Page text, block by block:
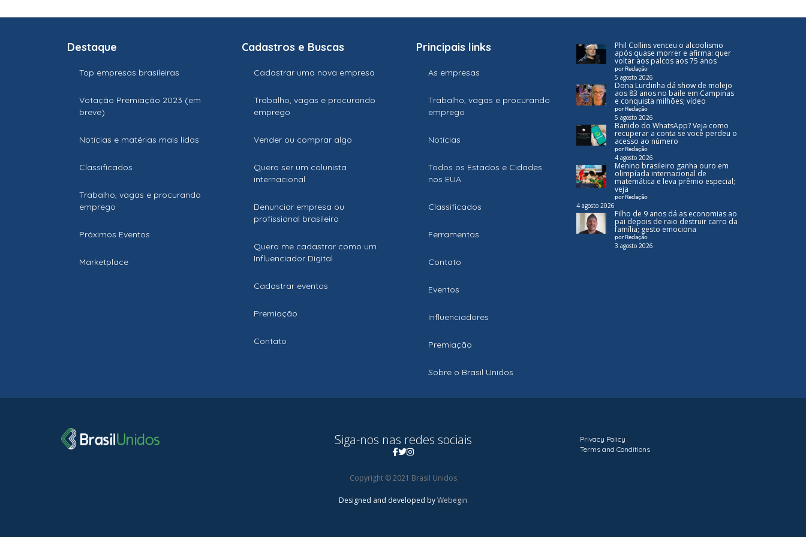
Destaque
Top empresas brasileiras
Votação Premiação 2023 (em
breve)
Notícias e matérias mais lidas
Classificados
Trabalho, vagas e procurando
emprego
Próximos Eventos
Marketplace
Cadastros e Buscas
Cadastrar uma nova empresa
Trabalho, vagas e procurando
emprego
Vender ou comprar algo
Quero ser um colunista
internacional
Denunciar empresa ou
profissional brasileiro
Quero me cadastrar como um
Influenciador Digital
Cadastrar eventos
Premiação
Contato
Principais links
As empresas
Trabalho, vagas e procurando
emprego
Notícias
Todos os Estados e Cidades
nos EUA
Classificados
Ferramentas
Contato
Eventos
Influenciadores
Premiação
Sobre o Brasil Unidos
Phil Collins venceu o alcoolismo
após quase morrer e afirma: quer
voltar aos palcos aos 75 anos
por Redação
5 agosto 2026
Dona Lurdinha dá show de molejo
aos 83 anos no baile em Campinas
e conquista milhões; vídeo
por Redação
5 agosto 2026
Banido do WhatsApp? Veja como
recuperar a conta se você perdeu o
acesso ao número
por Redação
4 agosto 2026
Menino brasileiro ganha ouro em
olimpíada internacional de
matemática e leva prêmio especial;
veja
por Redação
4 agosto 2026
Filho de 9 anos dá as economias ao
pai depois de raio destruir carro da
família; gesto emociona
por Redação
3 agosto 2026
Siga-nos nas redes sociais
Privacy Policy
Terms and Conditions
Copyright © 2021 Brasil Unidos
Designed and developed byWebegin